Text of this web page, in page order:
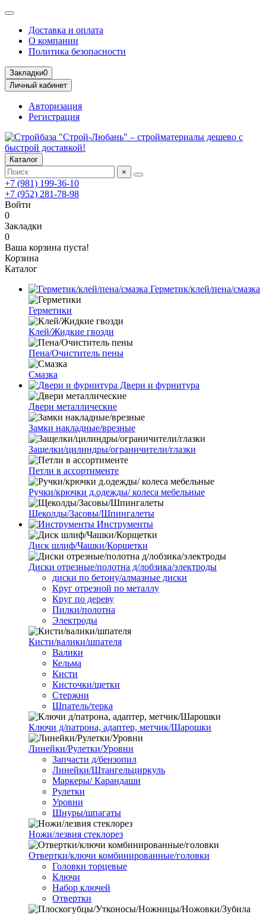
Доставка и оплата
О компании
Политика безопасности
Закладки0
Личный кабинет
Авторизация
Регистрация
Каталог
×
+7 (981) 199-36-10
+7 (952) 281-78-98
Войти
0
Закладки
0
Ваша корзина пуста!
Корзина
Каталог
Герметик/клей/пена/смазка
Герметики
Клей/Жидкие гвозди
Пена/Очиститель пены
Смазка
Двери и фурнитура
Двери металлические
Замки накладные/врезные
Защелки/цилиндры/ограничители/глазки
Петли в ассортименте
Ручки/крючки д.одежды/ колеса мебельные
Щеколды/Засовы/Шпингалеты
Инструменты
Диск шлиф/Чашки/Корщетки
Диски отрезные/полотна д/лобзика/электроды
диски по бетону/алмазные диски
Круг отрезной по металлу
Круг по дереву
Пилки/полотна
Электроды
Кисти/валики/шпателя
Валики
Кельма
Кисти
Кисточки/щетки
Стержни
Шпатель/терка
Ключи д/патрона, адаптер, метчик/Шарошки
Линейки/Рулетки/Уровни
Запчасти д/бензопил
Линейки/Штангельциркуль
Маркеры/ Карандаши
Рулетки
Уровни
Шнуры/шпагаты
Ножи/лезвия стеклорез
Отвертки/ключи комбинированные/головки
Головки торцевые
Ключи
Набор ключей
Отвертки